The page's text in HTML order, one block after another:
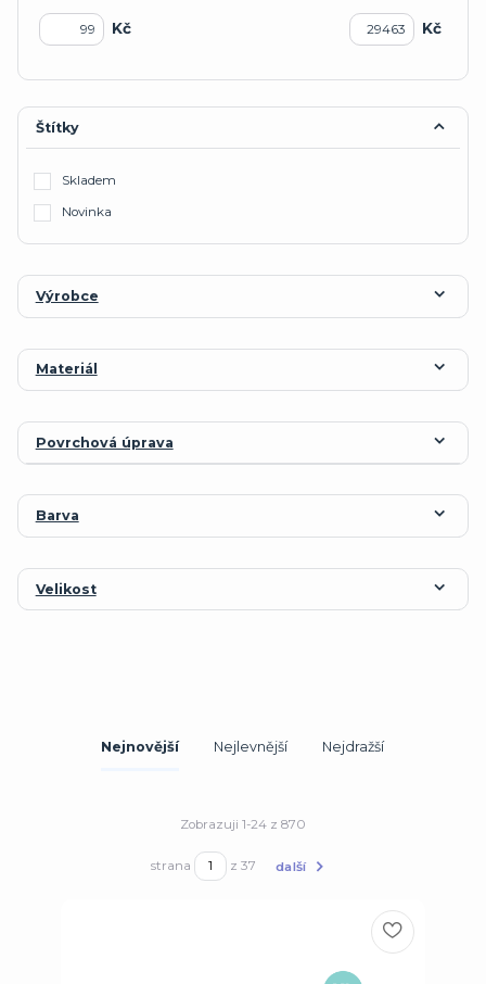
Kč Kč
Štítky
Skladem
Novinka
Výrobce
Materiál
Povrchová úprava
Barva
Velikost
Nejnovější Nejlevnější Nejdražší
Zobrazuji 1-24 z 870
strana z 37 další